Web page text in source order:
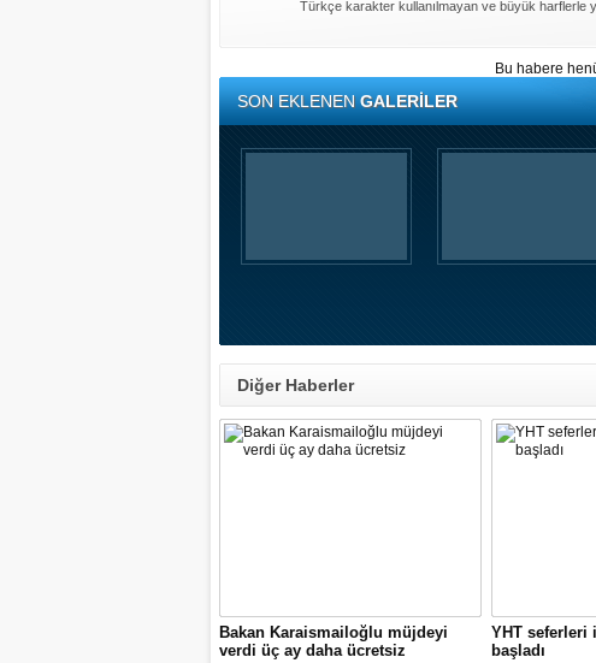
Türkçe karakter kullanılmayan ve büyük harflerle
Bu habere
SON EKLENENGALERİLER
Diğer Haberler
Bakan Karaismailoğlu müjdeyi
verdi üç ay daha ücretsiz
YHT seferleri
başladı